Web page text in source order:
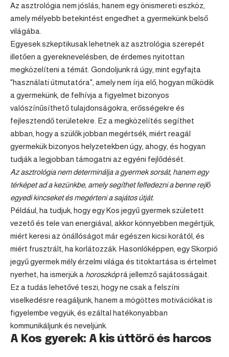
Az asztrológia nem jóslás, hanem egy önismereti eszköz,
amely mélyebb betekintést engedhet a gyermekünk belső
világába.
Egyesek szkeptikusak lehetnek az asztrológia szerepét
illetően a gyereknevelésben, de érdemes nyitottan
megközelíteni a témát. Gondoljunk rá úgy, mint egyfajta
"használati útmutatóra", amely nem írja elő, hogyan működik
a gyermekünk, de felhívja a figyelmet bizonyos
valószínűsíthető tulajdonságokra, erősségekre és
fejlesztendő területekre. Ez a megközelítés segíthet
abban, hogy a szülők jobban megértsék, miért reagál
gyermekük bizonyos helyzetekben úgy, ahogy, és hogyan
tudják a legjobban támogatni az egyéni fejlődését.
Az asztrológia nem determinálja a gyermek sorsát, hanem egy
térképet ad a kezünkbe, amely segíthet felfedezni a benne rejlő
egyedi kincseket és megérteni a sajátos útját.
Például, ha tudjuk, hogy egy Kos jegyű gyermek született
vezető és tele van energiával, akkor könnyebben megértjük,
miért keresi az önállóságot már egészen kicsi korától, és
miért frusztrált, ha korlátozzák. Hasonlóképpen, egy Skorpió
jegyű gyermek mély érzelmi világa és titoktartása is értelmet
nyerhet, ha ismerjük a horoszkóprá jellemző sajátosságait.
Ez a tudás lehetővé teszi, hogy ne csak a felszíni
viselkedésre reagáljunk, hanem a mögöttes motivációkat is
figyelembe vegyük, és ezáltal hatékonyabban
kommunikáljunk és neveljünk.
A Kos gyerek: A kis úttörő és harcos